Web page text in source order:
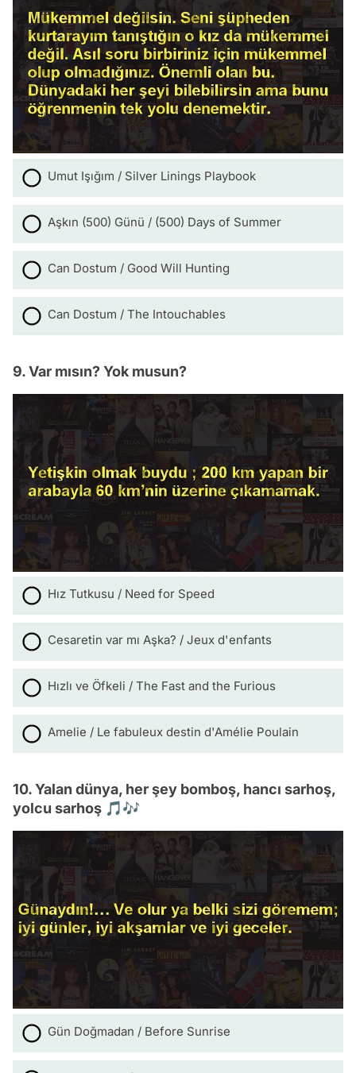
Umut Işığım / Silver Linings Playbook
Aşkın (500) Günü / (500) Days of Summer
Can Dostum / Good Will Hunting
Can Dostum / The Intouchables
9. Var mısın? Yok musun?
Hız Tutkusu / Need for Speed
Cesaretin var mı Aşka? / Jeux d'enfants
Hızlı ve Öfkeli / The Fast and the Furious
Amelie / Le fabuleux destin d'Amélie Poulain
10. Yalan dünya, her şey bomboş, hancı sarhoş,
yolcu sarhoş 🎵🎶
Gün Doğmadan / Before Sunrise